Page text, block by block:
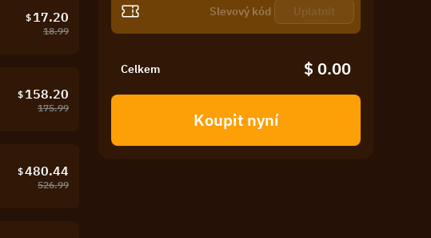
$ 17.20
18.99
$ 158.20
175.99
$480.44
526.99
Uplatnit
Celkem $ 0.00
Koupit nyní